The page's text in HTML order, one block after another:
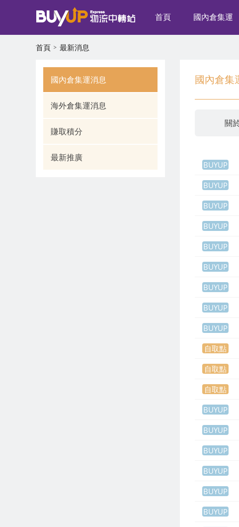
首頁 國內倉集運
首頁 最新消息
國內倉集運消息
海外倉集運消息
賺取積分
最新推廣
國內倉集
關
BUYUP
BUYUP
BUYUP
BUYUP
BUYUP
BUYUP
BUYUP
BUYUP
BUYUP
自取點
自取點
自取點
BUYUP
BUYUP
BUYUP
BUYUP
BUYUP
BUYUP